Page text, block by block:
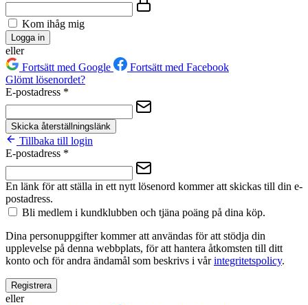
Kom ihåg mig
Logga in
eller
Fortsätt med Google
Fortsätt med Facebook
Glömt lösenordet?
E-postadress *
Skicka återställningslänk
Tillbaka till login
E-postadress *
En länk för att ställa in ett nytt lösenord kommer att skickas till din e-
postadress.
Bli medlem i kundklubben och tjäna poäng på dina köp.
Dina personuppgifter kommer att användas för att stödja din
upplevelse på denna webbplats, för att hantera åtkomsten till ditt
konto och för andra ändamål som beskrivs i vårintegritetspolicy.
Registrera
eller